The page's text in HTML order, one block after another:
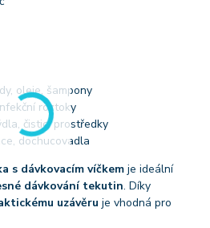
oleje, šampony
roztoky
čisticí prostředky
dochucovadla
s dávkovacím víčkem je ideální
dávkování tekutin. Díky
uzávěru je vhodná pro